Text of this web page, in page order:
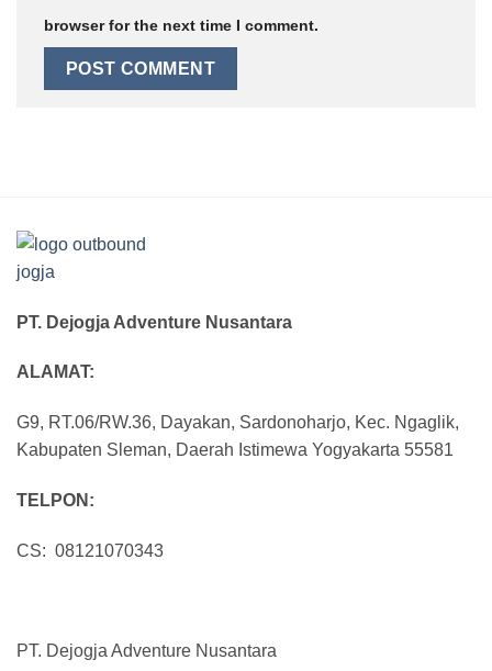
browser for the next time I comment.
PT. Dejogja Adventure Nusantara
ALAMAT:
G9, RT.06/RW.36, Dayakan, Sardonoharjo, Kec. Ngaglik,
Kabupaten Sleman, Daerah Istimewa Yogyakarta 55581
TELPON:
CS: 08121070343
PT. Dejogja Adventure Nusantara